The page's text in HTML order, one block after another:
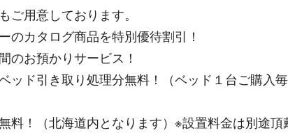
ご用意しております。
のカタログ商品を特別優待割引！
のお預かりサービス！
ッド引き取り処理分無料！（ベッド１台ご購入
料！（北海道内となります）※設置料金は別途頂